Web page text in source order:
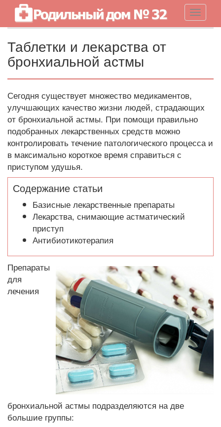
Таблетки и лекарства от
бронхиальной астмы
Сегодня существует множество медикаментов,
улучшающих качество жизни людей, страдающих
от бронхиальной астмы. При помощи правильно
подобранных лекарственных средств можно
контролировать течение патологического процесса и
в максимально короткое время справиться с
приступом удушья.
Содержание статьи
Базисные лекарственные препараты
Лекарства, снимающие астматический
приступ
Антибиотикотерапия
Препараты
для
лечения
бронхиальной астмы подразделяются на две
большие группы: